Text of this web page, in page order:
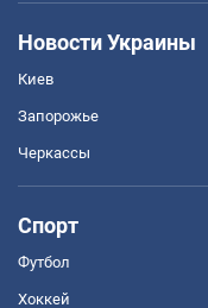
Новости Украины
Киев
Запорожье
Черкассы
Спорт
Футбол
Хоккей